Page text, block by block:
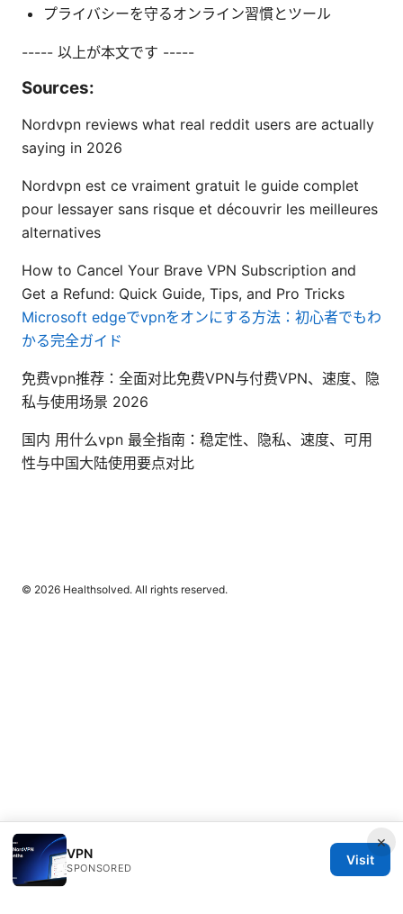
プライバシーを守るオンライン習慣とツール
----- 以上が本文です -----
Sources:
Nordvpn reviews what real reddit users are actually
saying in 2026
Nordvpn est ce vraiment gratuit le guide complet
pour lessayer sans risque et découvrir les meilleures
alternatives
How to Cancel Your Brave VPN Subscription and
Get a Refund: Quick Guide, Tips, and Pro Tricks
Microsoft edgeでvpnをオンにする方法：初心者でもわ
かる完全ガイド
免费vpn推荐：全面对比免费VPN与付费VPN、速度、隐
私与使用场景 2026
国内 用什么vpn 最全指南：稳定性、隐私、速度、可用
性与中国大陆使用要点对比
×
VPN
SPONSORED
Visit
© 2026 Healthsolved. All rights reserved.